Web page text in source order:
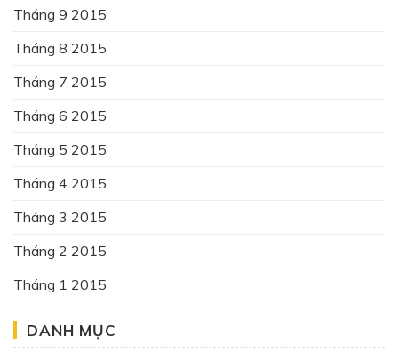
Tháng 9 2015
Tháng 8 2015
Tháng 7 2015
Tháng 6 2015
Tháng 5 2015
Tháng 4 2015
Tháng 3 2015
Tháng 2 2015
Tháng 1 2015
DANH MỤC